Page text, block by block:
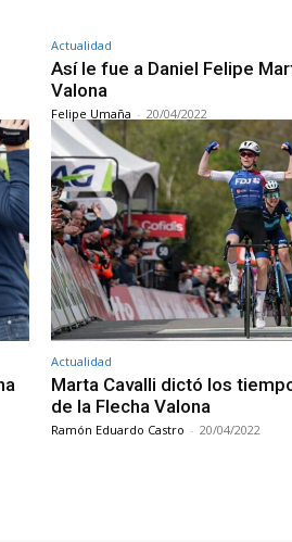
Actualidad
Así le fue a Daniel Felipe
Valona
Felipe Umaña - 20/04/2022
Actualidad
Marta Cavalli dictó los
de la Flecha Valona
Ramón Eduardo Castro - 20/04/2022